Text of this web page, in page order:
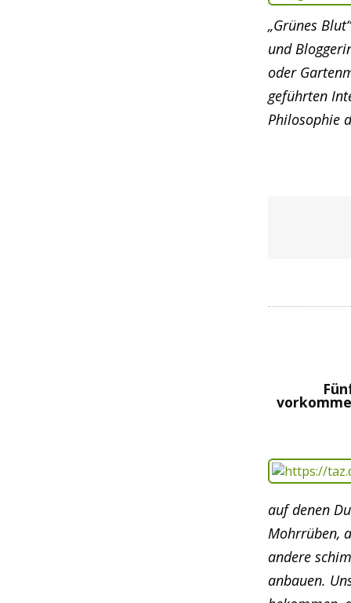
„Grünes
und
oder
geführten
Philosophie
auf denen
Mohrrüben,
andere
anbauen.